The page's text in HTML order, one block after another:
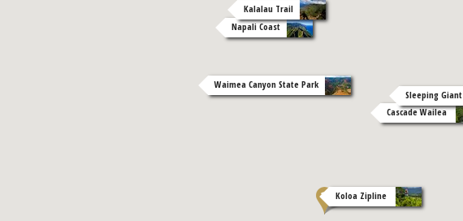
Waimea Canyon State Park
Napali Coast
Cascade Wailea
Sleeping
Koloa Zipline
Kalalau Trail